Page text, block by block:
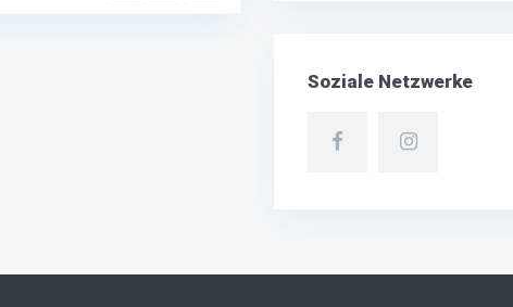
Soziale Netzwerke